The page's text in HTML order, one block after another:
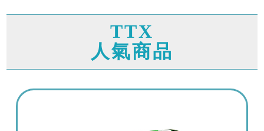
TTX
人氣商品